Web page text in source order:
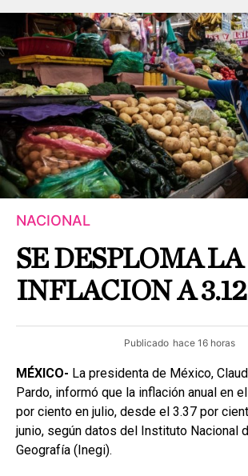
NACIONAL
SE DESPLOMA LA
INFLACION A
Publicado hace 16 horas
MÉXICO- La presidenta de México,
Pardo, informó que la inflación anual en
por ciento en julio, desde el 3.37 por
junio, según datos del Instituto Nacional
Geografía (Inegi).